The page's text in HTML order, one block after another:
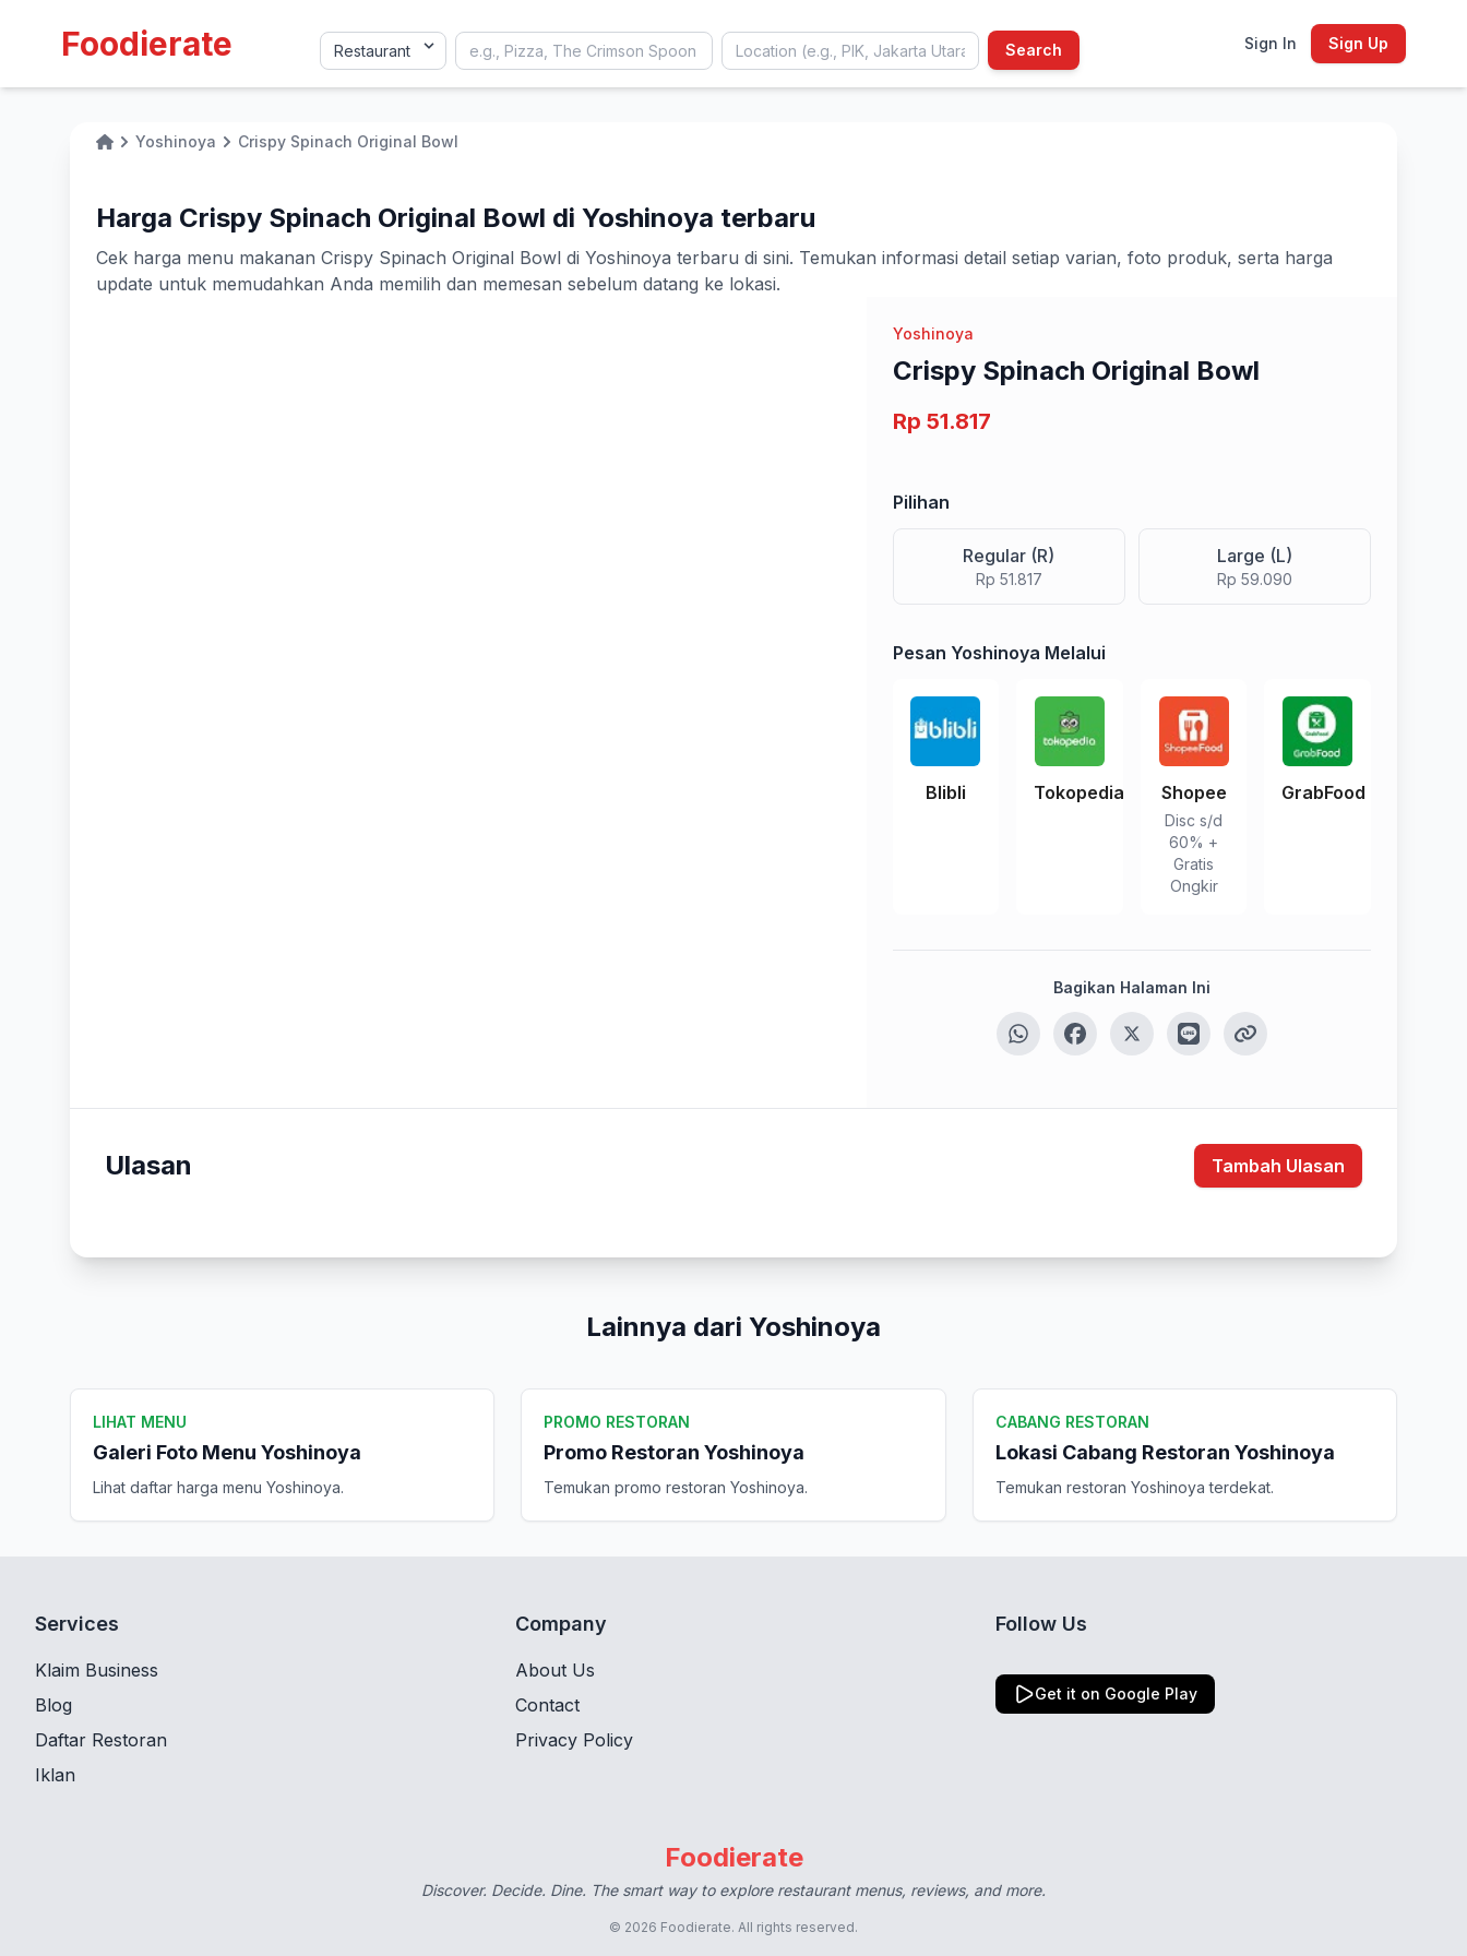
Foodierate Search Sign In Sign Up
Home Yoshinoya Crispy Spinach Original Bowl
Harga Crispy Spinach Original Bowl di Yoshinoya terbaru
Cek harga menu makanan Crispy Spinach Original Bowl di Yoshinoya terbaru di sini. Temukan informasi detail setiap varian, foto produk, serta harga
update untuk memudahkan Anda memilih dan memesan sebelum datang ke lokasi.
Yoshinoya
Crispy Spinach Original Bowl
Rp 51.817
Pilihan
Regular (R)
Rp 51.817
Large (L)
Rp 59.090
Pesan Yoshinoya Melalui
Blibli Tokopedia Shopee
Disc s/d
60% +
Gratis
Ongkir
GrabFood
Bagikan Halaman Ini
Ulasan Tambah Ulasan
Lainnya dari Yoshinoya
LIHAT MENU
Galeri Foto Menu Yoshinoya
Lihat daftar harga menu Yoshinoya.
PROMO RESTORAN
Promo Restoran Yoshinoya
Temukan promo restoran Yoshinoya.
CABANG RESTORAN
Lokasi Cabang Restoran Yoshinoya
Temukan restoran Yoshinoya terdekat.
Services
Klaim Business
Blog
Daftar Restoran
Iklan
Company
About Us
Contact
Privacy Policy
Follow Us
Get it on Google Play
Foodierate
Discover. Decide. Dine. The smart way to explore restaurant menus, reviews, and more.
© 2026 Foodierate. All rights reserved.